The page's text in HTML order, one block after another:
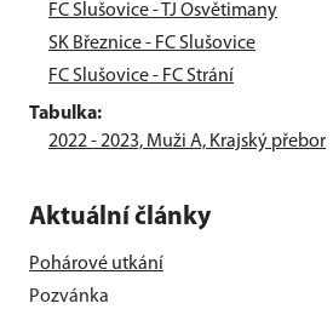
FC Slušovice - TJ Osvětimany
SK Březnice - FC Slušovice
FC Slušovice - FC Strání
Tabulka:
2022 - 2023, Muži A, Krajský přebor
Aktuální články
Pohárové utkání
Pozvánka